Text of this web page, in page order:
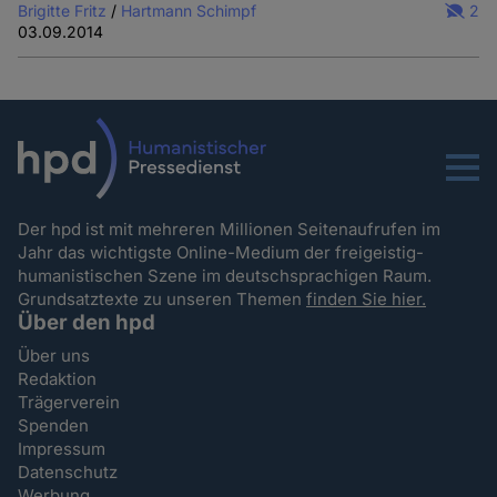
Brigitte Fritz / Hartmann Schimpf
03.09.2014
2
Menu
Der hpd ist mit mehreren Millionen Seitenaufrufen im
Jahr das wichtigste Online-Medium der freigeistig-
humanistischen Szene im deutschsprachigen Raum.
Grundsatztexte zu unseren Themenfinden Sie hier.
Über den hpd
Über uns
Redaktion
Trägerverein
Spenden
Impressum
Datenschutz